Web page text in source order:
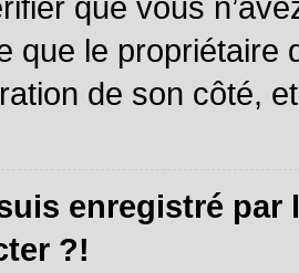
que le propriétaire
de son côté,
enregistré par
?!